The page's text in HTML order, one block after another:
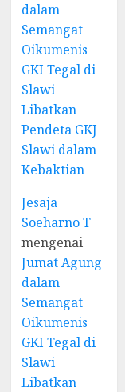
dalam
Semangat
Oikumenis
GKI Tegal di
Slawi
Libatkan
Pendeta GKJ
Slawi dalam
Kebaktian
Jesaja
Soeharno T
mengenai
Jumat Agung
dalam
Semangat
Oikumenis
GKI Tegal di
Slawi
Libatkan